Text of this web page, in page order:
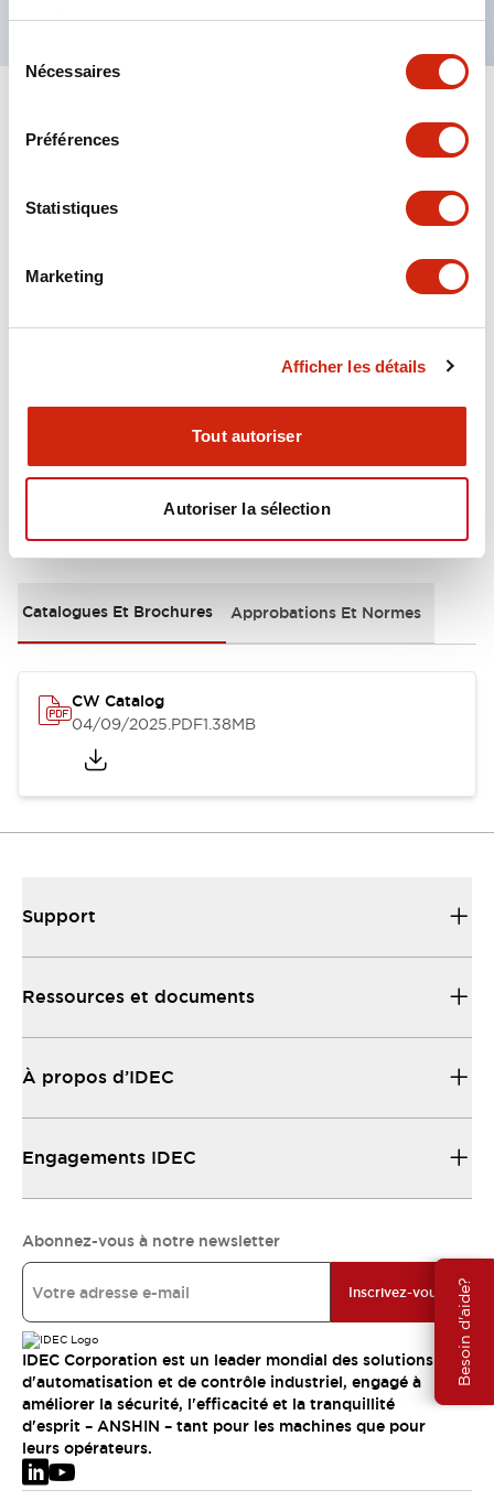
services.
Nécessaires
Préférences
Statistiques
Marketing
Afficher les détails
Tout autoriser
Autoriser la sélection
Besoin d'aide?
Tout développer+
Functional Specifications
Mounting and Installation Specifications
Documents et fichiers
Catalogues Et Brochures Approbations Et Normes
CW Catalog
04/09/2025.PDF1.38MB
Support
Ressources et documents
À propos d’IDEC
Engagements IDEC
Abonnez-vous à notre newsletter
Inscrivez-vous
IDEC Corporation est un leader mondial des solutions
d'automatisation et de contrôle industriel, engagé à
améliorer la sécurité, l'efficacité et la tranquillité
d'esprit – ANSHIN – tant pour les machines que pour
leurs opérateurs.